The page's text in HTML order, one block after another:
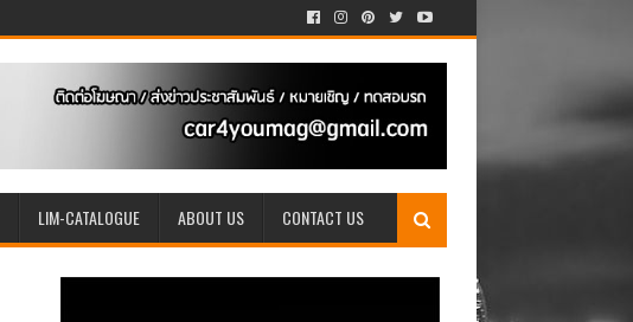
LIM-CATALOGUE ABOUT US CONTACT US